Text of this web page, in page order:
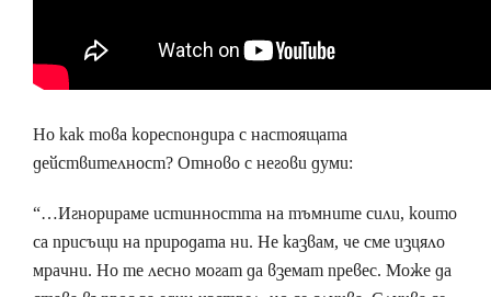
Но как това кореспондира с настоящата
действителност? Отново с негови думи:
“…Игнорираме истинността на тъмните сили, които
са присъщи на природата ни. Не казвам, че сме изцяло
мрачни. Но те лесно могат да вземат превес. Може да